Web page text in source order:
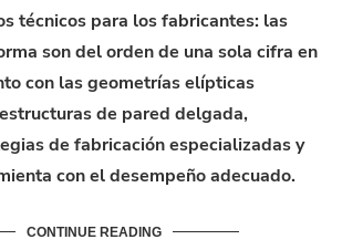
técnicos para los fabricantes: las
son del orden de una sola cifra en
con las geometrías elípticas
de pared delgada,
de fabricación especializadas y
con el desempeño adecuado.
CONTINUE READING